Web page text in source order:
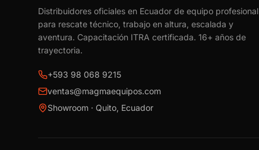
Distribuidores oficiales en Ecuador de equipo profesional
para rescate técnico, trabajo en altura, escalada y
aventura. Capacitación ITRA certificada. 16+ años de
trayectoria.
+593 98 068 9215
ventas@magmaequipos.com
Showroom · Quito, Ecuador